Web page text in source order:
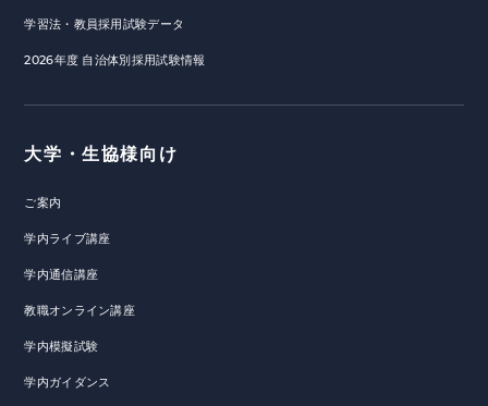
学習法・教員採用試験データ
2026年度 自治体別採用試験情報
大学・生協様向け
ご案内
学内ライブ講座
学内通信講座
教職オンライン講座
学内模擬試験
学内ガイダンス